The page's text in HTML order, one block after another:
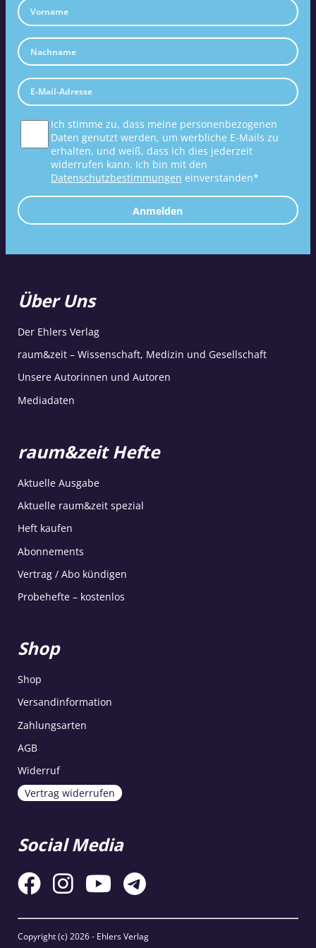
Ich stimme zu, dass meine personenbezogenen
Daten genutzt werden, um werbliche E-Mails zu
erhalten, und weiß, dass ich dies jederzeit
widerrufen kann. Ich bin mit den
Datenschutzbestimmungen einverstanden*
Anmelden
Über Uns
Der Ehlers Verlag
raum&zeit – Wissenschaft, Medizin und Gesellschaft
Unsere Autorinnen und Autoren
Mediadaten
raum&zeit Hefte
Aktuelle Ausgabe
Aktuelle raum&zeit spezial
Heft kaufen
Abonnements
Vertrag / Abo kündigen
Probehefte – kostenlos
Shop
Shop
Versandinformation
Zahlungsarten
AGB
Widerruf
Vertrag widerrufen
Social Media
Copyright (c) 2026 - Ehlers Verlag